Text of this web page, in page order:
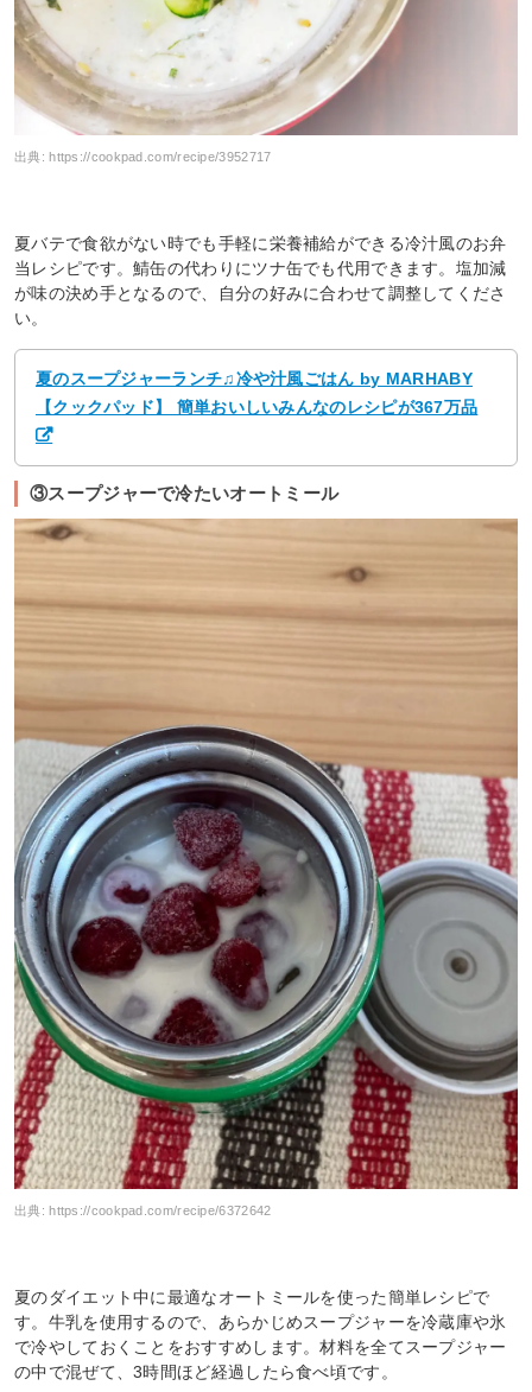
出典:https://cookpad.com/recipe/3952717
夏バテで食欲がない時でも手軽に栄養補給ができる冷汁風のお弁
当レシピです。鯖缶の代わりにツナ缶でも代用できます。塩加減
が味の決め手となるので、自分の好みに合わせて調整してくださ
い。
夏のスープジャーランチ♫冷や汁風ごはん by MARHABY
【クックパッド】 簡単おいしいみんなのレシピが367万品
③スープジャーで冷たいオートミール
出典: https://cookpad.com/recipe/6372642
夏のダイエット中に最適なオートミールを使った簡単レシピで
す。牛乳を使用するので、あらかじめスープジャーを冷蔵庫や氷
で冷やしておくことをおすすめします。材料を全てスープジャー
の中で混ぜて、3時間ほど経過したら食べ頃です。